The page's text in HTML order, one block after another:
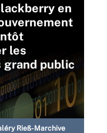
en
les
grand public
Rieß-Marchive